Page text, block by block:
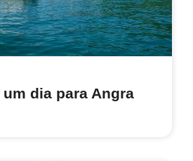
dia para Angra